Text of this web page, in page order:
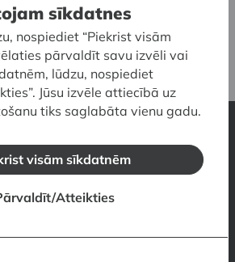
mākslas muzejs
sīkdatnes
nospiediet “Piekrist visām
pārvaldīt savu izvēli vai
lūdzu, nospiediet
Jūsu izvēle attiecībā uz
tiks saglabāta vienu gadu.
visām sīkdatnēm
Atteikties